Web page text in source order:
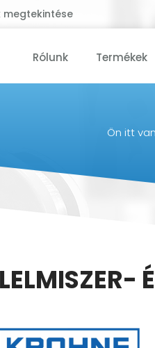
megtekintése
Rólunk Termékek
Ön itt